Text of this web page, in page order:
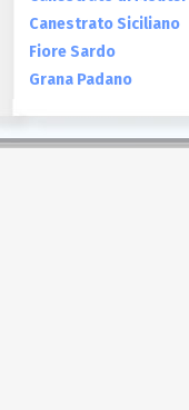
Canestrato Siciliano
Fiore Sardo
Grana Padano